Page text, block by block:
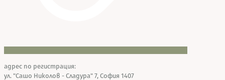
адрес по регистрация:
ул. "Сашо Николов - Сладура" 7, София 1407